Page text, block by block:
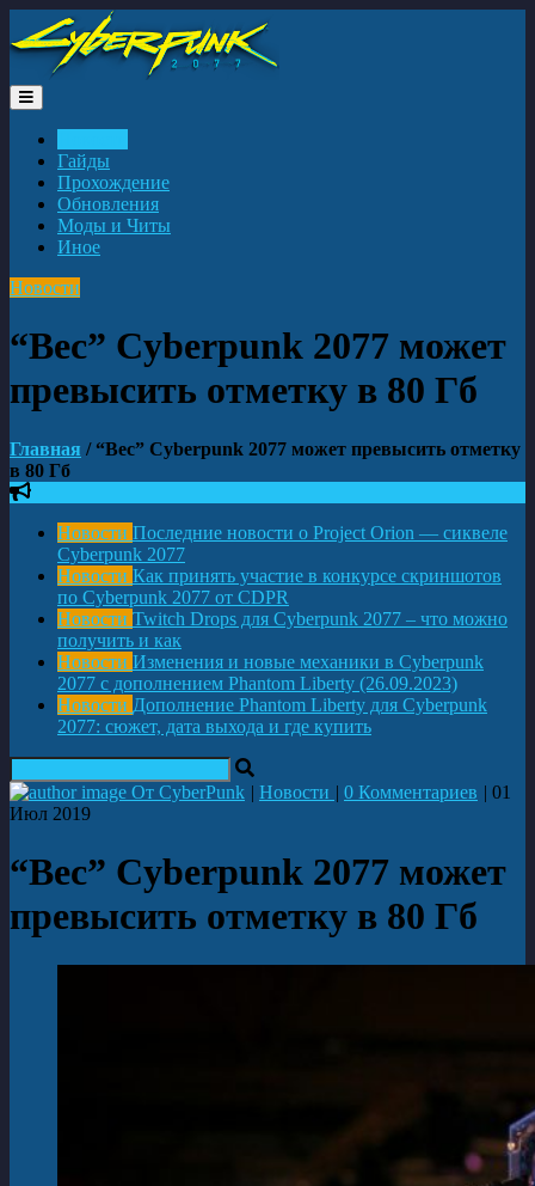
Toggle
navigation
Гайды
Прохождение
Обновления
Моды и Читы
Иное
Новости
“Вес” Cyberpunk 2077 может
превысить отметку в 80 Гб
Главная / “Вес” Cyberpunk 2077 может превысить отметку
в 80 Гб
Новости Последние новости о Project Orion — сиквеле
Cyberpunk 2077
Новости Как принять участие в конкурсе скриншотов
по Cyberpunk 2077 от CDPR
Новости Twitch Drops для Cyberpunk 2077 – что можно
получить и как
Новости Изменения и новые механики в Cyberpunk
2077 с дополнением Phantom Liberty (26.09.2023)
Новости Дополнение Phantom Liberty для Cyberpunk
2077: сюжет, дата выхода и где купить
От CyberPunk | Новости | 0 Комментариев | 01
Июл 2019
“Вес” Cyberpunk 2077 может
превысить отметку в 80 Гб